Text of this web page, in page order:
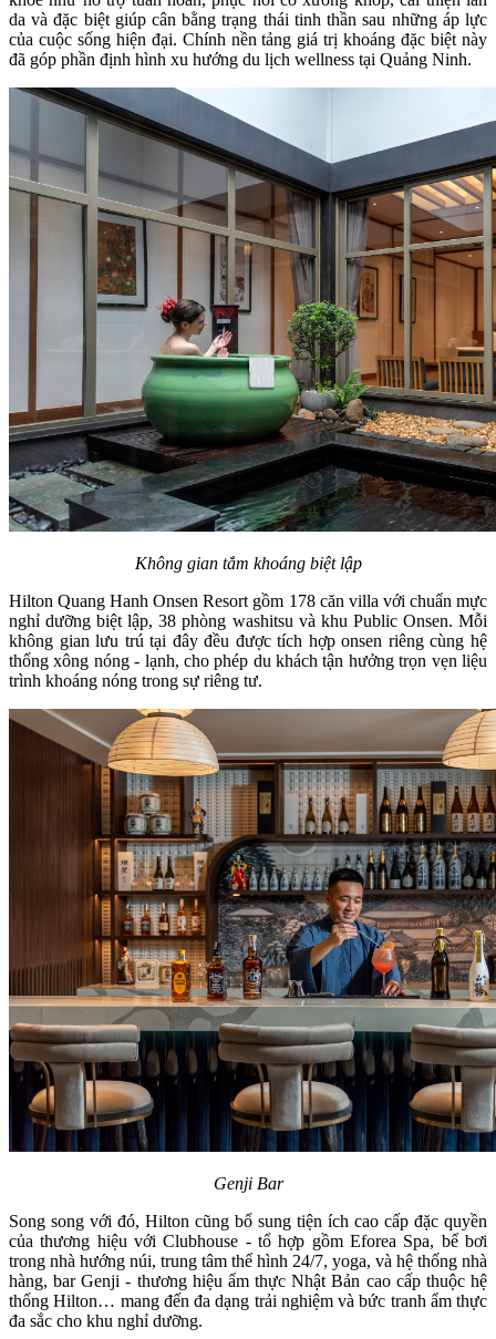
da và đặc biệt giúp cân bằng trạng thái tinh thần sau những áp lực
của cuộc sống hiện đại. Chính nền tảng giá trị khoáng đặc biệt này
đã góp phần định hình xu hướng du lịch wellness tại Quảng Ninh.
Không gian tắm khoáng biệt lập
Hilton Quang Hanh Onsen Resort gồm 178 căn villa với chuẩn mực
nghỉ dưỡng biệt lập, 38 phòng washitsu và khu Public Onsen. Mỗi
không gian lưu trú tại đây đều được tích hợp onsen riêng cùng hệ
thống xông nóng - lạnh, cho phép du khách tận hưởng trọn vẹn liệu
trình khoáng nóng trong sự riêng tư.
Genji Bar
Song song với đó, Hilton cũng bổ sung tiện ích cao cấp đặc quyền
của thương hiệu với Clubhouse - tổ hợp gồm Eforea Spa, bể bơi
trong nhà hướng núi, trung tâm thể hình 24/7, yoga, và hệ thống nhà
hàng, bar Genji - thương hiệu ẩm thực Nhật Bản cao cấp thuộc hệ
thống Hilton… mang đến đa dạng trải nghiệm và bức tranh ẩm thực
đa sắc cho khu nghỉ dưỡng.